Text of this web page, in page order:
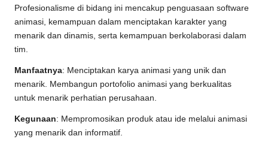
Profesionalisme di bidang ini mencakup penguasaan software
animasi, kemampuan dalam menciptakan karakter yang
menarik dan dinamis, serta kemampuan berkolaborasi dalam
tim.
Manfaatnya: Menciptakan karya animasi yang unik dan
menarik. Membangun portofolio animasi yang berkualitas
untuk menarik perhatian perusahaan.
Kegunaan: Mempromosikan produk atau ide melalui animasi
yang menarik dan informatif.